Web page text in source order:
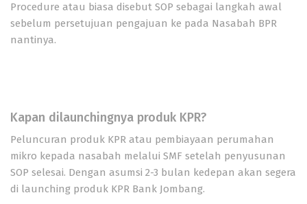
Procedure atau biasa disebut SOP sebagai langkah awal
sebelum persetujuan pengajuan ke pada Nasabah BPR
nantinya.
Kapan dilaunchingnya produk KPR?
Peluncuran produk KPR atau pembiayaan perumahan
mikro kepada nasabah melalui SMF setelah penyusunan
SOP selesai. Dengan asumsi 2-3 bulan kedepan akan segera
di launching produk KPR Bank Jombang.